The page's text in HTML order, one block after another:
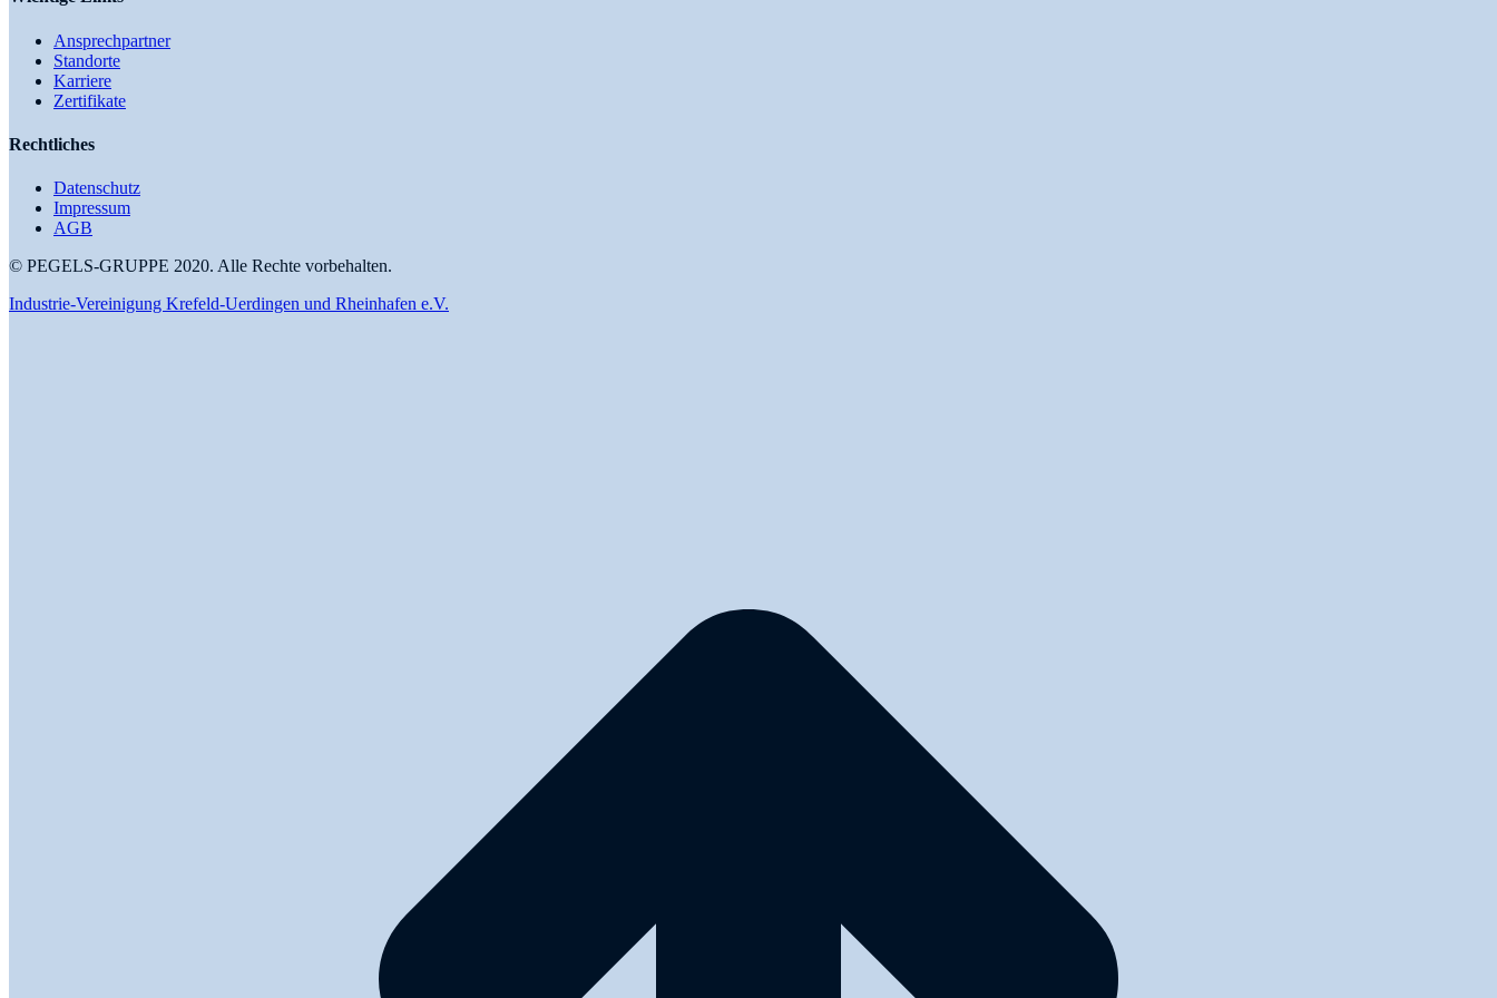
Ansprechpartner
Standorte
Karriere
Zertifikate
Rechtliches
Datenschutz
Impressum
AGB
© PEGELS-GRUPPE 2020. Alle Rechte vorbehalten.
Industrie-Vereinigung Krefeld-Uerdingen und Rheinhafen e.V.